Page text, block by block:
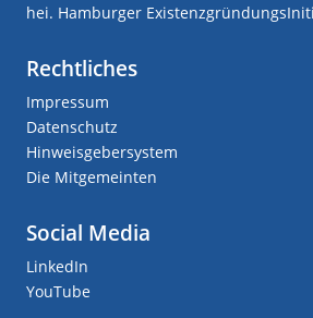
hei. Hamburger
Rechtliches
Impressum
Datenschutz
Hinweisgebersystem
Die Mitgemeinten
Social Media
LinkedIn
YouTube